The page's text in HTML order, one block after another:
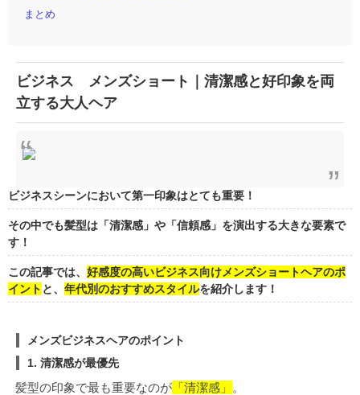
まとめ
ビジネス メンズショート｜清潔感と好印象を両
立する大人ヘア
ビジネスシーンにおいて第一印象はとても重要！
その中でも髪型は「清潔感」や「信頼感」を演出する大きな要素で
す！
この記事では、 好感度の高いビジネス向けメンズショートヘアのポ
イント と、 年代別のおすすめスタイルを紹介します！
メンズビジネスヘアのポイント
1. 清潔感が最優先
髪型の印象で最も重要なのが「清潔感」 。